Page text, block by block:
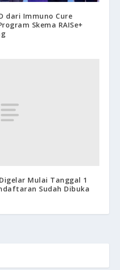
dari Immuno Cure
Skema RAISe+
Mulai Tanggal 1
Sudah Dibuka